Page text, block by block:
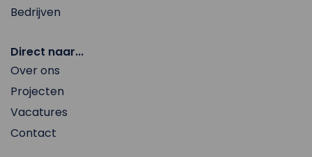
Bedrijven
Direct naar...
Over ons
Projecten
Vacatures
Contact